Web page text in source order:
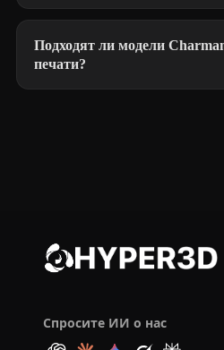
Подходят ли модели
печати?
Спросите ИИ о нас